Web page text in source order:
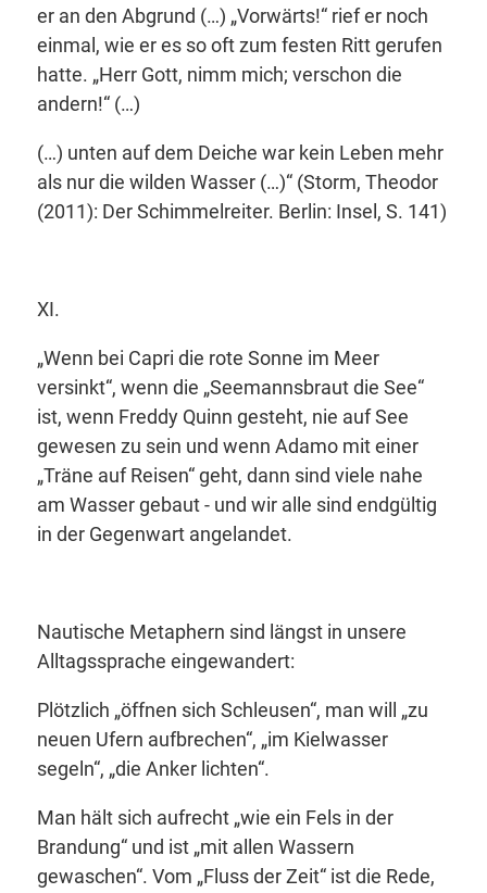
er an den Abgrund (…) „Vorwärts!“ rief er noch
einmal, wie er es so oft zum festen Ritt gerufen
hatte. „Herr Gott, nimm mich; verschon die
andern!“ (…)
(…) unten auf dem Deiche war kein Leben mehr
als nur die wilden Wasser (…)“ (Storm, Theodor
(2011): Der Schimmelreiter. Berlin: Insel, S. 141)
XI.
„Wenn bei Capri die rote Sonne im Meer
versinkt“, wenn die „Seemannsbraut die See“
ist, wenn Freddy Quinn gesteht, nie auf See
gewesen zu sein und wenn Adamo mit einer
„Träne auf Reisen“ geht, dann sind viele nahe
am Wassergebaut - und wir alle sind endgültig
in der Gegenwart angelandet.
Nautische Metaphern sind längst in unsere
Alltagssprache eingewandert:
Plötzlich „öffnen sich Schleusen“, man will „zu
neuen Ufern aufbrechen“, „im Kielwasser
segeln“, „die Anker lichten“.
Man hält sich aufrecht „wie ein Fels in der
Brandung“ und ist „mit allen Wassern
gewaschen“. Vom „Fluss der Zeit“ist die Rede,